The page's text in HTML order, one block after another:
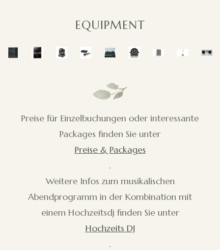
EQUIPMENT
Preise für Einzelbuchungen oder interessante
Packages finden Sie unter
Preise & Packages
.
Weitere Infos zum musikalischen
Abendprogramm in der Kombination mit
einem Hochzeitsdj finden Sie unter
Hochzeits DJ
.